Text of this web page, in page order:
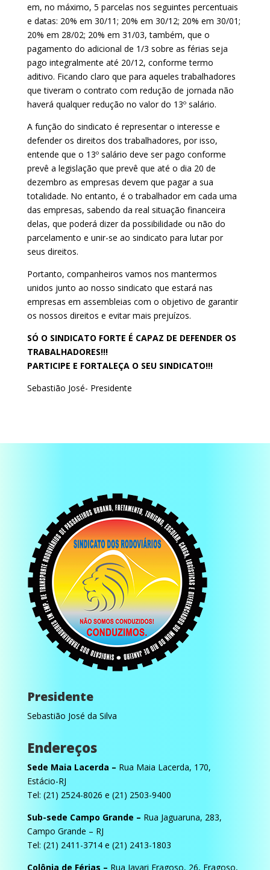
em, no máximo, 5 parcelas nos seguintes percentuais
e datas: 20% em 30/11; 20% em 30/12; 20% em 30/01;
20% em 28/02; 20% em 31/03, também, que o
pagamento do adicional de 1/3 sobre as férias seja
pago integralmente até 20/12, conforme termo
aditivo. Ficando claro que para aqueles trabalhadores
que tiveram o contrato com redução de jornada não
haverá qualquer redução no valor do 13º salário.
A função do sindicato é representar o interesse e
defender os direitos dos trabalhadores, por isso,
entende que o 13º salário deve ser pago conforme
prevê a legislação que prevê que até o dia 20 de
dezembro as empresas devem que pagar a sua
totalidade. No entanto, é o trabalhador em cada uma
das empresas, sabendo da real situação financeira
delas, que poderá dizer da possibilidade ou não do
parcelamento e unir-se ao sindicato para lutar por
seus direitos.
Portanto, companheiros vamos nos mantermos
unidos junto ao nosso sindicato que estará nas
empresas em assembleias com o objetivo de garantir
os nossos direitos e evitar mais prejuízos.
SÓ O SINDICATO FORTE É CAPAZ DE DEFENDER OS
TRABALHADORES!!!
PARTICIPE E FORTALEÇA O SEU SINDICATO!!!
Sebastião José- Presidente
Presidente
Sebastião José da Silva
Endereços
Sede Maia Lacerda – Rua Maia Lacerda, 170,
Estácio-RJ
Tel: (21) 2524-8026 e (21) 2503-9400
Sub-sede Campo Grande – Rua Jaguaruna, 283,
Campo Grande – RJ
Tel: (21) 2411-3714 e (21) 2413-1803
Colônia de Férias – Rua Javari Fragoso, 26, Fragoso,